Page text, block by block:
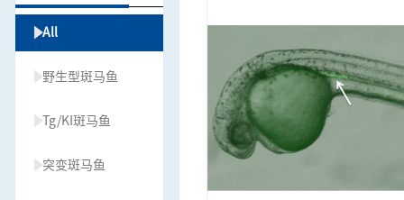
All
野生型斑马鱼
Tg/KI斑马鱼
突变斑马鱼